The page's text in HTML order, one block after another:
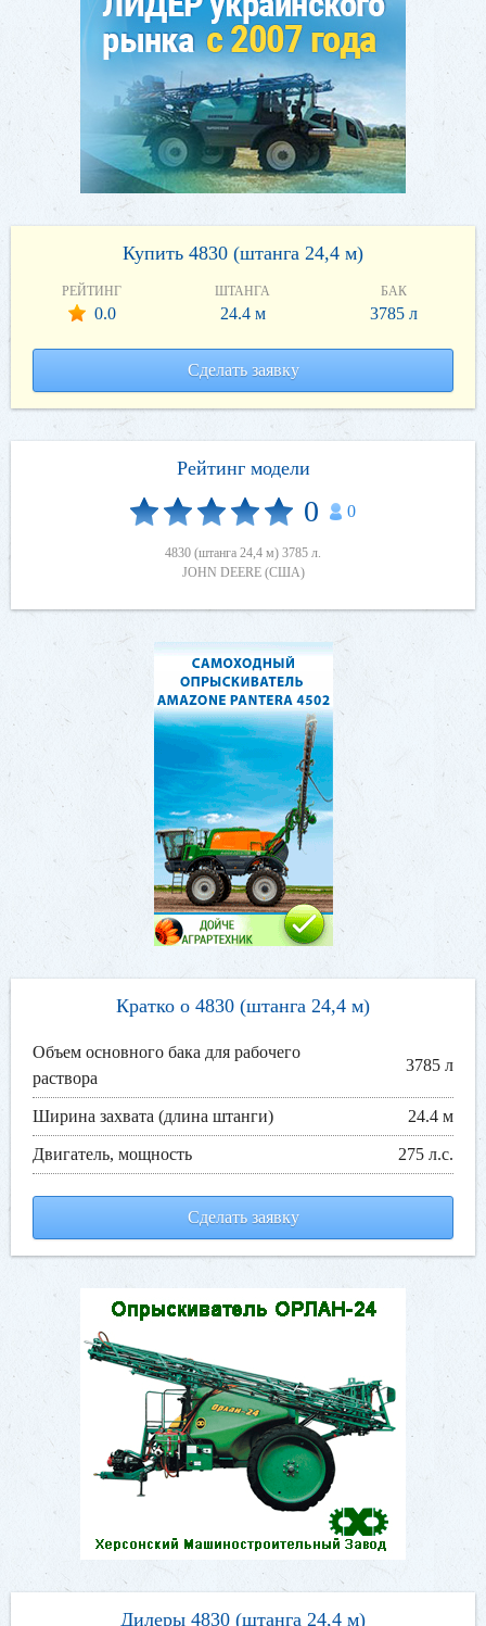
Купить 4830 (штанга 24,4 м)
РЕЙТИНГ
0.0
ШТАНГА
24.4 м
БАК
3785 л
Сделать заявку
Рейтинг модели
0 0
4830 (штанга 24,4 м) 3785 л.
JOHN DEERE (США)
Кратко о 4830 (штанга 24,4 м)
Объем основного бака для рабочего
раствора
3785 л
Ширина захвата (длина штанги) 24.4 м
Двигатель, мощность 275 л.с.
Сделать заявку
Дилеры 4830 (штанга 24,4 м)